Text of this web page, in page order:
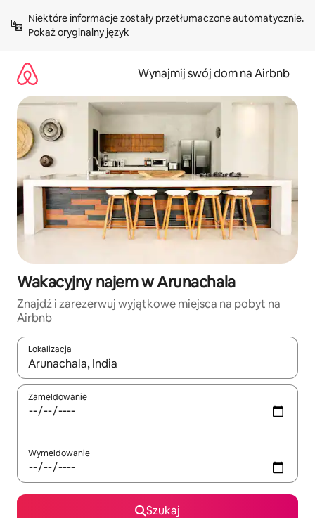
treści Pokaż oryginalny język
Wynajmij swój dom na Airbnb
Wakacyjny najem w Arunachala
Znajdź i zarezerwuj wyjątkowe miejsca na pobyt na
Airbnb
Lokalizacja
Gdy wyniki będą dostępne, możesz poruszać się po nich za
Zameldowanie
Wymeldowanie
Szukaj